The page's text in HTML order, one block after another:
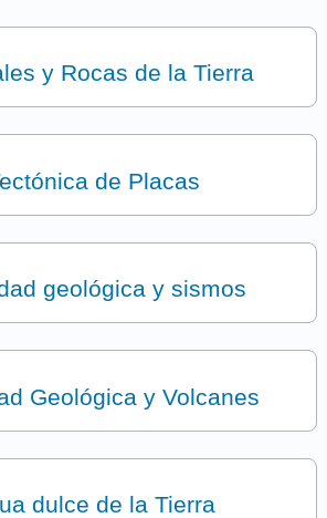
y Rocas de la Tierra
de Placas
geológica y sismos
Geológica y Volcanes
dulce de la Tierra